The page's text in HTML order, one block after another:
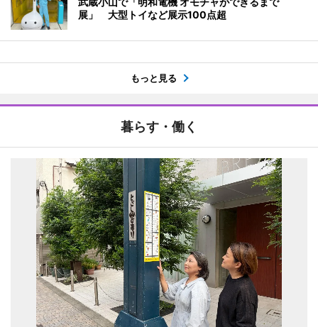
展」 大型トイなど展示100点超
もっと見る
暮らす・働く